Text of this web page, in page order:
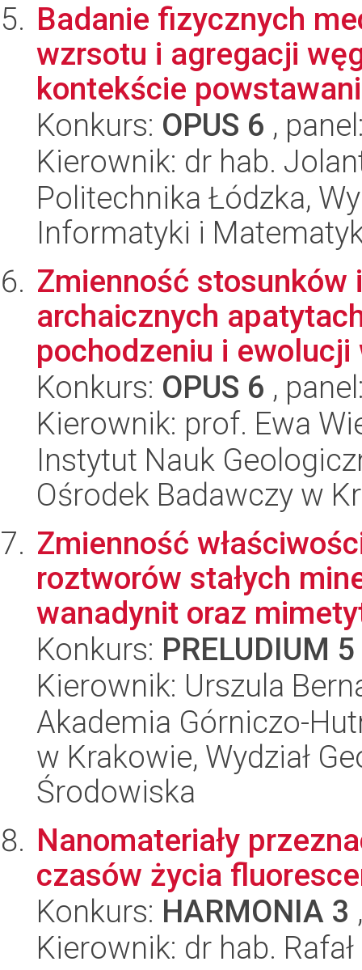
Badanie fizycznych
wzrsotu i agregacji
kontekście
Konkurs: OPUS 6 ,
Kierownik: dr hab.
Politechnika Łódzka,
Informatyki i
Zmienność
archaicznych
pochodzeniu i
Konkurs: OPUS 6 ,
Kierownik: prof. Ewa
Instytut Nauk
Ośrodek Badawczy w
Zmienność
roztworów stałych
wanadynit oraz
Konkurs: PRELUDIUM 5
Kierownik: Urszula
Akademia Górniczo-
w Krakowie, Wydział
Środowiska
Nanomateriały
czasów życia
Konkurs: HARMONIA 3
Kierownik: dr hab.